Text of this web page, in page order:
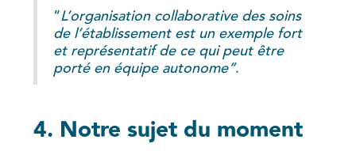
“L’organisation collaborative des soins
de l’établissement est un exemple fort
et représentatif de ce qui peut être
porté en équipe autonome”.
4. Notre sujet du moment